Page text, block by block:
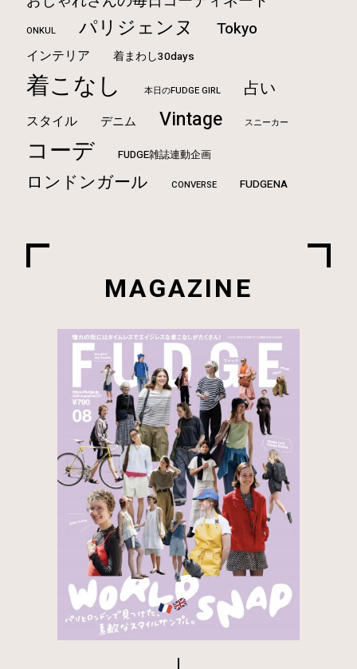
ONKUL パリジェンヌ Tokyo
インテリア 着まわし30days
着こなし 本日のFUDGE GIRL 占い
スタイル デニム Vintage スニーカー
コーデ FUDGE雑誌連動企画
ロンドンガール CONVERSE FUDGENA
MAGAZINE